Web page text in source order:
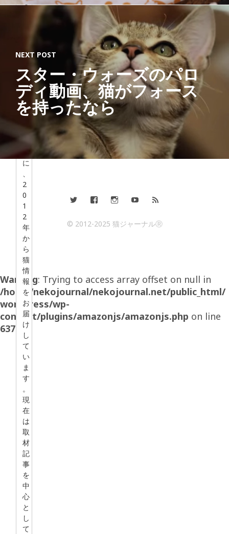
人
た
め
に
」
を
テ
ー
マ
に
2
0
1
2
年
か
ら
猫
情
報
を
お
届
け
し
て
い
ま
す
。
現
在
は
取
材
記
事
を
中
心
と
し
て
NEXT POST
スター・ウォーズのパロ
ディ動画、猫がフォース
を持ったなら
© 2012-2025 猫ジャーナルⓇ
Warning: Trying to access array offset on null in
/home/nekojournal/nekojournal.net/public_html/
wordpress/wp-
content/plugins/amazonjs/amazonjs.php on line
637